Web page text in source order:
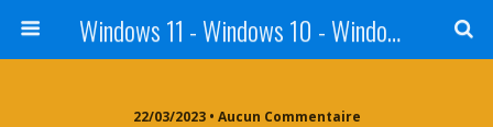
Windows 11 - Windows 10 - Windows 8 - Windows 7 - VISTA
22/03/2023 • Aucun Commentaire